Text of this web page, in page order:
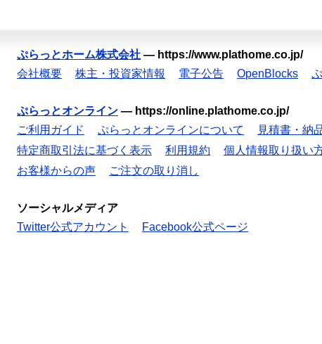
ぷらっとホーム株式会社 — https://www.plathome.co.jp/
会社概要
株主・投資家情報 電子公告 OpenBlocks
ぷらっとオンライン — https://online.plathome.co.jp/
ご利用ガイド
ぷらっとオンラインについて 見積書・納
特定商取引法に基づく表示
利用規約 個人情報取り扱い
お客様からの声
ご注文の取り消し
ソーシャルメディア
Twitter公式アカウント
Facebook公式ページ